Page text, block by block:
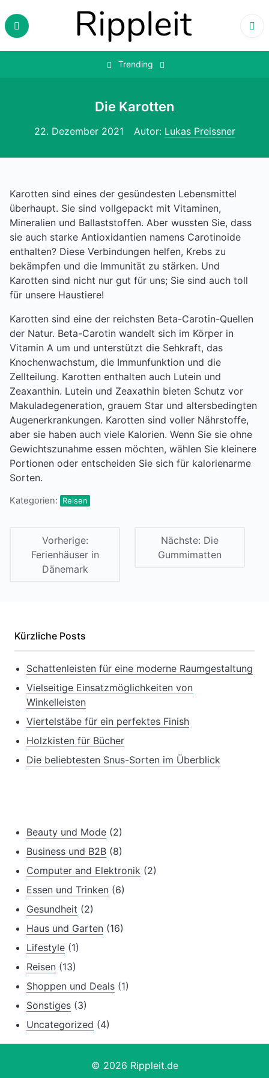
to
content
Trending
Die Karotten
22. Dezember 2021 Autor: Lukas Preissner
Karotten sind eines der gesündesten Lebensmittel
überhaupt. Sie sind vollgepackt mit Vitaminen,
Mineralien und Ballaststoffen. Aber wussten Sie, dass
sie auch starke Antioxidantien namens Carotinoide
enthalten? Diese Verbindungen helfen, Krebs zu
bekämpfen und die Immunität zu stärken. Und
Karotten sind nicht nur gut für uns; Sie sind auch toll
für unsere Haustiere!
Karotten sind eine der reichsten Beta-Carotin-Quellen
der Natur. Beta-Carotin wandelt sich im Körper in
Vitamin A um und unterstützt die Sehkraft, das
Knochenwachstum, die Immunfunktion und die
Zellteilung. Karotten enthalten auch Lutein und
Zeaxanthin. Lutein und Zeaxathin bieten Schutz vor
Makuladegeneration, grauem Star und altersbedingten
Augenerkrankungen. Karotten sind voller Nährstoffe,
aber sie haben auch viele Kalorien. Wenn Sie sie ohne
Gewichtszunahme essen möchten, wählen Sie kleinere
Portionen oder entscheiden Sie sich für kalorienarme
Sorten.
Kategorien: Reisen
Vorherige:
Ferienhäuser in
Dänemark
Nächste: Die
Gummimatten
Kürzliche Posts
Schattenleisten für eine moderne Raumgestaltung
Vielseitige Einsatzmöglichkeiten von
Winkelleisten
Viertelstäbe für ein perfektes Finish
Holzkisten für Bücher
Die beliebtesten Snus-Sorten im Überblick
Beauty und Mode (2)
Business und B2B (8)
Computer and Elektronik (2)
Essen und Trinken (6)
Gesundheit (2)
Haus und Garten (16)
Lifestyle (1)
Reisen (13)
Shoppen und Deals (1)
Sonstiges (3)
Uncategorized (4)
© 2026 Rippleit.de